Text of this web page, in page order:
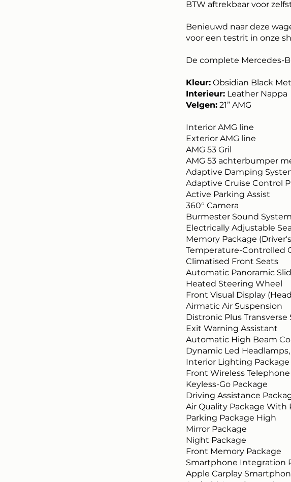
BTW aftrekbaar voor
Benieuwd naar deze
voor een testrit in onze
De complete Mercedes-
Kleur: Obsidian Black
Interieur: Leather Nappa
Velgen: 21” AMG
Interior AMG line
Exterior AMG line
AMG 53 Gril
AMG 53 achterbumper
Adaptive Damping
Adaptive Cruise Control
Active Parking Assist
360° Camera
Burmester Sound System
Electrically Adjustable
Memory Package
Temperature-Controlled
Climatised Front Seats
Automatic Panoramic
Heated Steering Wheel
Front Visual Display
Airmatic Air Suspension
Distronic Plus Transverse
Exit Warning Assistant
Automatic High Beam
Dynamic Led
Interior Lighting Package
Front Wireless
Keyless-Go Package
Driving Assistance
Air Quality Package With
Parking Package High
Mirror Package
Night Package
Front Memory Package
Smartphone Integration
Apple Carplay